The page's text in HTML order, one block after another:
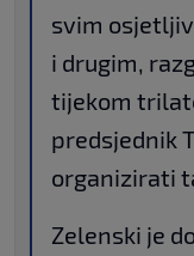
svim
i drugim,
tijekom
predsjednik
organizirati
Zelenski je